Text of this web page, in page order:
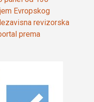
Evropskog
revizorska
prema